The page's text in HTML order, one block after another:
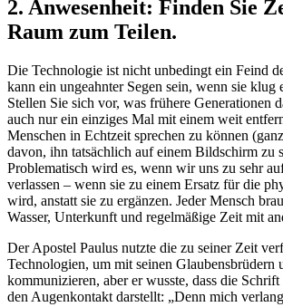
2. Anwesenheit: Finden Sie
Raum zum Teilen.
Die Technologie ist nicht unbedingt ein Feind
kann ein ungeahnter Segen sein, wenn sie klug
Stellen Sie sich vor, was frühere Generationen
auch nur ein einziges Mal mit einem weit
Menschen in Echtzeit sprechen zu können
davon, ihn tatsächlich auf einem Bildschirm zu
Problematisch wird es, wenn wir uns zu sehr
verlassen – wenn sie zu einem Ersatz für die
wird, anstatt sie zu ergänzen. Jeder Mensch
Wasser, Unterkunft und regelmäßige Zeit mit
Der Apostel Paulus nutzte die zu seiner Zeit
Technologien, um mit seinen Glaubensbrüdern
kommunizieren, aber er wusste, dass die
den Augenkontakt darstellt: „Denn mich